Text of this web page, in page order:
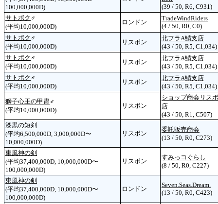
100,000,000D)
(39 / 50, R6, C931)
サトボク ♂
(平均10,000,000D)
ロンドン
TradeWindRiders
(4 / 50, R0, C0)
サトボク ♂
(平均10,000,000D)
リスボン
北フラA鯖支店
(43 / 50, R5, C1,034)
サトボク ♂
(平均10,000,000D)
リスボン
北フラA鯖支店
(43 / 50, R5, C1,034)
サトボク ♂
(平均10,000,000D)
リスボン
北フラA鯖支店
(43 / 50, R5, C1,034)
獅子心王の甲冑 ♂
(平均10,000,000D)
リスボン
ショップ商会リス
店
(43 / 50, R1, C507)
漆黒の短剣
(平均6,500,000D, 3,000,000D〜
10,000,000D)
リスボン
委託販売商会
(13 / 50, R0, C273)
東風神の剣
(平均37,400,000D, 10,000,000D〜
100,000,000D)
リスボン
すみっコぐらし
(8 / 50, R0, C227)
東風神の剣
(平均37,400,000D, 10,000,000D〜
100,000,000D)
ロンドン
Seven.Seas.Dream.
(13 / 50, R0, C423)